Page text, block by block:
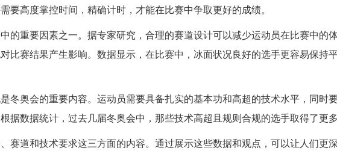
要高度掌控时间，精确计时，才能在比赛中争取更好的成绩。
的重要因素之一。据专家研究，合理的赛道设计可以减少运动员在比赛中的
比赛结果产生影响。数据显示，在比赛中，冰面状况良好的选手更容易保持
冬奥会的重要内容。运动员需要具备扎实的基本功和高超的技术水平，同时
据数据统计，过去几届冬奥会中，那些技术高超且规则合规的选手取得了更多
赛道和技术要求这三方面的内容。通过展示这些数据和观点，可以让人们更